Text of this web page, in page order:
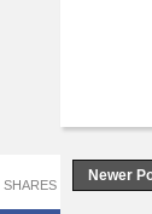
SHARES
Newer